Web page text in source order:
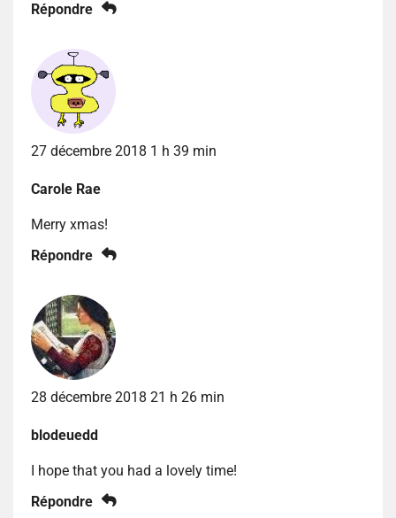
Répondre
27 décembre 2018 1 h 39 min
Carole Rae
Merry xmas!
Répondre
28 décembre 2018 21 h 26 min
blodeuedd
I hope that you had a lovely time!
Répondre